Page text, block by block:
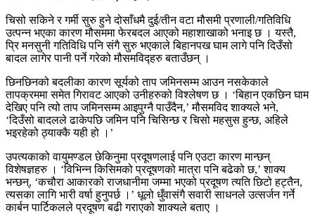
चिसो सकिने र गर्मी सुरु हुने दोसाँधमै दुई/तीन वटा मौसमी प्रणाली/गतिविधि
उत्पन्न भएका कारण मौसममा फेरबदल आएको महाशाखाको भनाइ छ । यस्तै,
प्रि मनसुनी गतिविधि पनि संगै सुरु भएकाले बिहानपख घाम लागे पनि दिउँसो
बादल लागेर पानी पर्ने गरेको मौसमविद्हरु बताउँछन् ।
छिनछिनको बदलीका कारण सूर्यको ताप जमिनसम्म आउन नसकेकाले
तापक्रममा समेत गिरावट आएको उनीहरुको विश्लेषण छ । ‘बिहान एकछिन घाम
देखिए पनि त्यो ताप जमिनसम्म आइपुग्नै पाउँदैन,’ मौसमविद शाक्यले भने,
‘दिउँसो बादलले ढाकेपछि जमिन पनि चिसिन्छ र चिसो महसुस हुन्छ, अहिले
भइरहेको ठ्याक्कै यही हो ।’
उपत्यकाको वायुमण्डल छेकिनुमा प्रदूषणलाई पनि एउटा कारण मान्छन्
विशेषज्ञहरु । ‘विभिन्न किसिमको प्रदूषणको मात्रा पनि बढेको छ,’ शाक्य
भन्छन्, ‘कचौरा आकारको राजधानीमा जम्मा भएको प्रदूषण त्यति छिटो हट्तैन,
त्यसका लागि भारी वर्षा हुनुपर्छ ।’ धूलो धुँवासंगै सवारी साधनले उत्सर्जन गर्ने
कार्बन पार्टिकलले प्रदूषण बढी गराएको शाक्यले बताए ।